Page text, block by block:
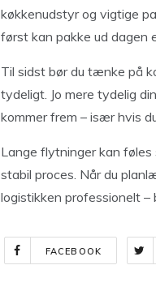
køkkenudstyr og vigtige
først kan pakke ud dagen
Til sidst bør du tænke på
tydeligt. Jo mere tydelig
kommer frem – især hvis
Lange flytninger kan
stabil proces. Når du
logistikken professionelt
FACEBOOK